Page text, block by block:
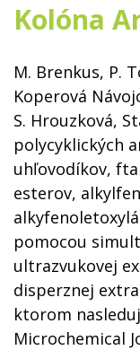
Kolóna
M. Brenkus, P.
Koperová
S. Hrouzková,
polycyklických
uhľovodíkov,
esterov,
pomocou
ultrazvukovej
disperznej
ktorom
Microchemical